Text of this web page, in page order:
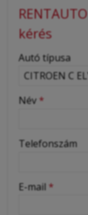
kérés
-
-
-
Autó típusa
Név *
Telefonszám
E-mail *